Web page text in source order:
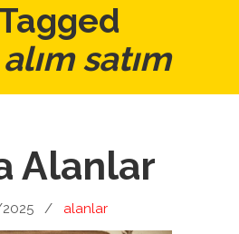
satım
Alanlar
/ alanlar